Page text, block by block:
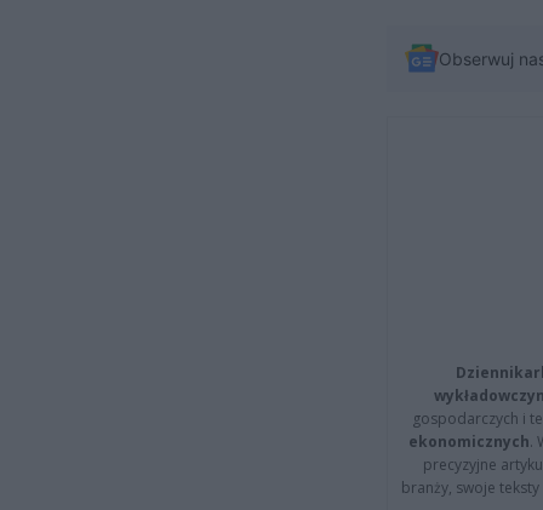
Obserwuj
gospodarczych i
ekonomicznych.
precyzyjne
branży, swoje